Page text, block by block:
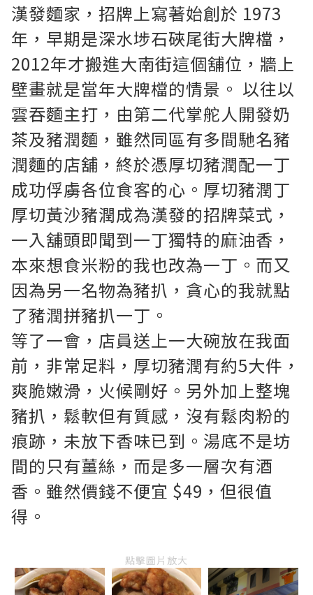
漢發麵家，招牌上寫著始創於 1973
年，早期是深水埗石硤尾街大牌檔，
2012年才搬進大南街這個舖位，牆上
壁畫就是當年大牌檔的情景。 以往以
雲吞麵主打，由第二代掌舵人開發奶
茶及豬潤麵，雖然同區有多間馳名豬
潤麵的店舖，終於憑厚切豬潤配一丁
成功俘虜各位食客的心。厚切豬潤丁
厚切黃沙豬潤成為漢發的招牌菜式，
一入舖頭即聞到一丁獨特的麻油香，
本來想食米粉的我也改為一丁。而又
因為另一名物為豬扒，貪心的我就點
了豬潤拼豬扒一丁。
等了一會，店員送上一大碗放在我面
前，非常足料，厚切豬潤有約5大件，
爽脆嫩滑，火候剛好。另外加上整塊
豬扒，鬆軟但有質感，沒有鬆肉粉的
痕跡，未放下香味已到。湯底不是坊
間的只有薑絲，而是多一層次有酒
香。雖然價錢不便宜 $49，但很值
得。
點擊圖片放大